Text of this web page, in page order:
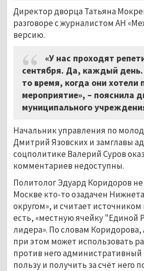
Директор дворца Татьяна
разговоре с журналистом АН
версию.
«У нас проходят
сентября. Да, каждый
то время, когда они хотели
мероприятие», – пояснила
муниципального
Начальник управления по
Дмитрий Язовских и замглавы
соцполитике Валерий Суров
комментариев недоступны.
Политолог Эдуард Коридоров не
Москве кто-то озадачен
округом», и считает
есть, «местную ячейку "Единой
лидера». По словам
при этом может использовать
против него административный
пользу и получить за счёт него